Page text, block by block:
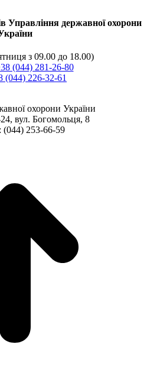
Управління державної охорони
з 09.00 до 18.00)
(044) 281-26-80
(044) 226-32-61
охорони України
вул. Богомольця, 8
(044) 253-66-59